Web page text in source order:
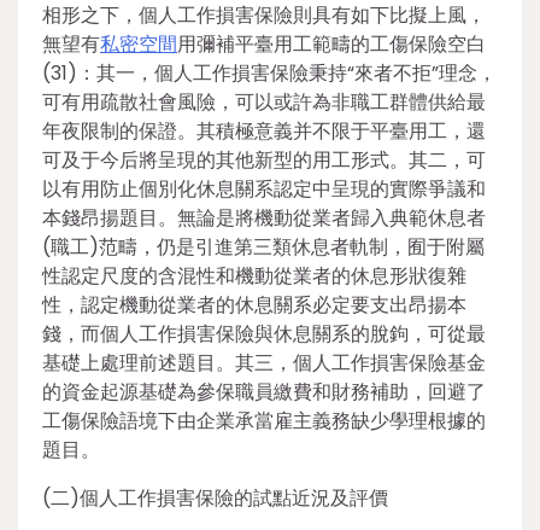
相形之下，個人工作損害保險則具有如下比擬上風，
無望有私密空間用彌補平臺用工範疇的工傷保險空白
(31)：其一，個人工作損害保險秉持“來者不拒”理念，
可有用疏散社會風險，可以或許為非職工群體供給最
年夜限制的保證。其積極意義并不限于平臺用工，還
可及于今后將呈現的其他新型的用工形式。其二，可
以有用防止個別化休息關系認定中呈現的實際爭議和
本錢昂揚題目。無論是將機動從業者歸入典範休息者
(職工)范疇，仍是引進第三類休息者軌制，囿于附屬
性認定尺度的含混性和機動從業者的休息形狀復雜
性，認定機動從業者的休息關系必定要支出昂揚本
錢，而個人工作損害保險與休息關系的脫鉤，可從最
基礎上處理前述題目。其三，個人工作損害保險基金
的資金起源基礎為參保職員繳費和財務補助，回避了
工傷保險語境下由企業承當雇主義務缺少學理根據的
題目。
(二)個人工作損害保險的試點近況及評價